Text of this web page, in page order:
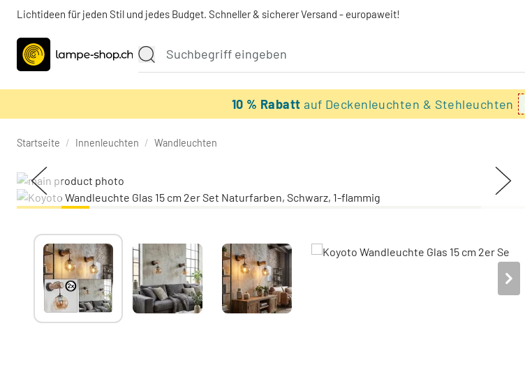
Lichtideen für jeden Stil und jedes Budget. Schneller & sicherer Versand - europaweit!
10 % Rabattauf Deckenleuchten & Stehleuchten
Startseite / Innenleuchten / Wandleuchten